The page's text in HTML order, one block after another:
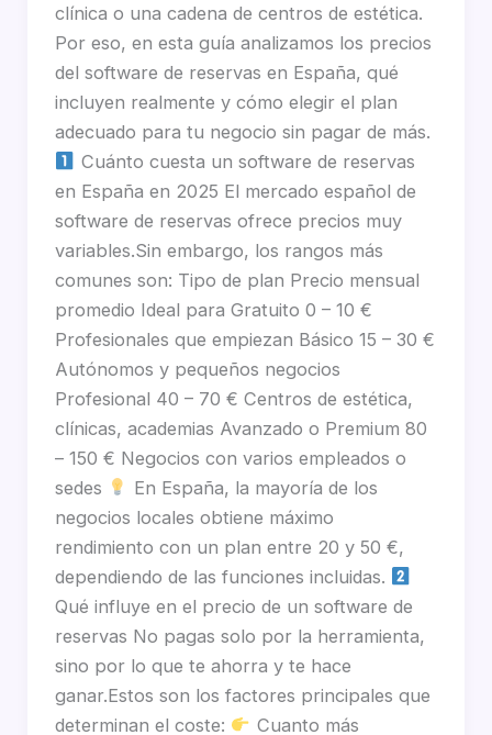
clínica o una cadena de centros de estética.
Por eso, en esta guía analizamos los precios
del software de reservas en España, qué
incluyen realmente y cómo elegir el plan
adecuado para tu negocio sin pagar de más.
Cuánto cuesta un software de reservas
en España en 2025 El mercado español de
software de reservas ofrece precios muy
variables.Sin embargo, los rangos más
comunes son: Tipo de plan Precio mensual
promedio Ideal para Gratuito 0 – 10 €
Profesionales que empiezan Básico 15 – 30 €
Autónomos y pequeños negocios
Profesional 40 – 70 € Centros de estética,
clínicas, academias Avanzado o Premium 80
– 150 € Negocios con varios empleados o
sedes
En España, la mayoría de los
negocios locales obtiene máximo
rendimiento con un plan entre 20 y 50 €,
dependiendo de las funciones incluidas.
Qué influye en el precio de un software de
reservas No pagas solo por la herramienta,
sino por lo que te ahorra y te hace
ganar.Estos son los factores principales que
determinan el coste:
Cuanto más